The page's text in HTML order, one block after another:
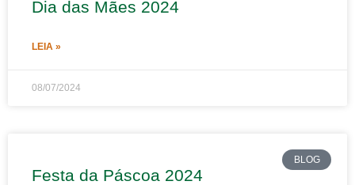
Dia das Mães 2024
LEIA »
08/07/2024
BLOG
Festa da Páscoa 2024